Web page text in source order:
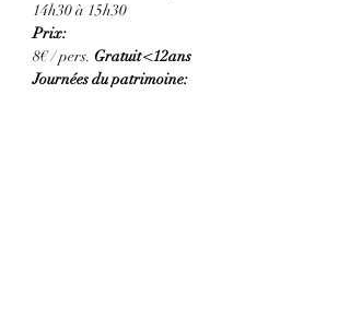
14h30 à 15h30
Prix:
8€ / pers. Gratuit <12ans
Journées du patrimoine: